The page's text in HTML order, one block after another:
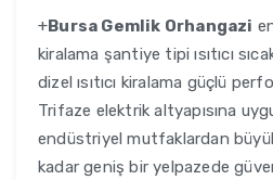
+Bursa Gemlik Orhangazi
kiralama şantiye tipi ısıtıcı
dizel ısıtıcı kiralama güçlü
Trifaze elektrik altyapısına
endüstriyel mutfaklardan
kadar geniş bir yelpazede